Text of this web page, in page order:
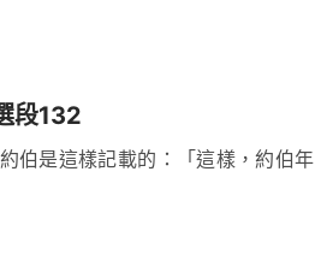
段132
伯是這樣記載的：「這樣，約伯年